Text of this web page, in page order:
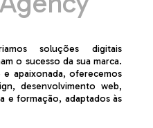
soluções digitais
o sucesso da sua marca.
apaixonada, oferecemos
desenvolvimento web,
e formação, adaptados às